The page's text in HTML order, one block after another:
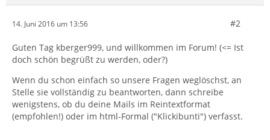
14. Juni 2016 um 13:56 #2
Guten Tag kberger999, und willkommen im Forum! (<= Ist
doch schön begrüßt zu werden, oder?)
Wenn du schon einfach so unsere Fragen weglöschst, an
Stelle sie vollständig zu beantworten, dann schreibe
wenigstens, ob du deine Mails im Reintextformat
(empfohlen!) oder im html-Formal ("Klickibunti") verfasst.